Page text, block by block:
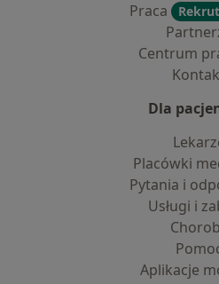
Praca
Centrum
Dla
Placówki
Pytania i
Usługi i
Aplikacje